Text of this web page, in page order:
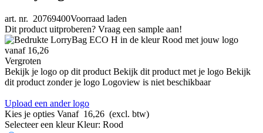
art. nr. 20769400Voorraad laden
Dit product uitproberen? Vraag een sample aan!
Vergroten
Bekijk je logo op dit product Bekijk dit product met je logo Bekijk
dit product zonder je logo Logoview is niet beschikbaar
Upload een ander logo
Kies je opties Vanaf 16,26 (excl. btw)
Selecteer een kleur Kleur: Rood